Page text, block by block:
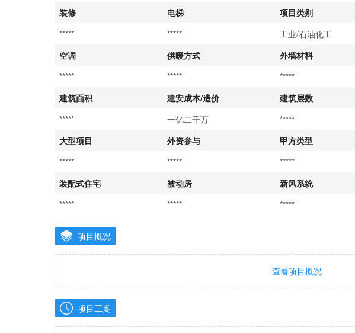
装修
电梯
项目类别
*****
*****
工业/石油化工
空调
供暖方式 外墙材料
*****
***** *****
建筑面积
建安成本/造价 建筑层数
*****
一亿二千万 *****
大型项目
外资参与 甲方类型
*****
***** *****
装配式住宅
被动房 新风系统
*****
***** *****
项目概况
查看项目概况
项目工期